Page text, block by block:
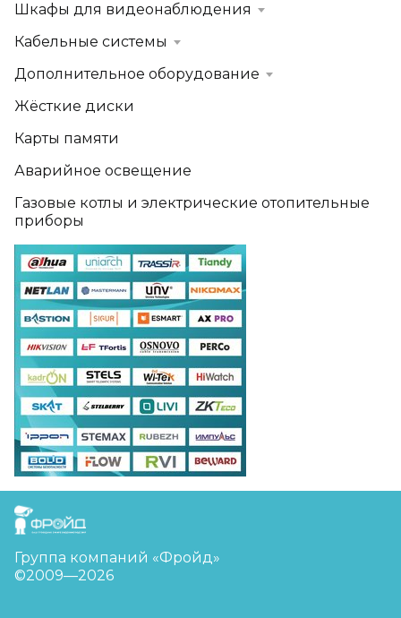
Шкафы для видеонаблюдения
Кабельные системы
Дополнительное оборудование
Жёсткие диски
Карты памяти
Аварийное освещение
Газовые котлы и электрические отопительные
приборы
FreudGroup
Группа компаний «Фройд»
©2009—2026